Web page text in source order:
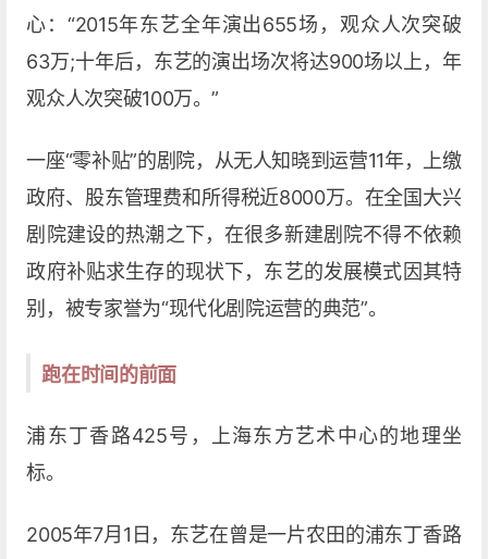
心：“2015年东艺全年演出655场，观众人次突破
63万;十年后，东艺的演出场次将达900场以上，年
观众人次突破100万。”
一座“零补贴”的剧院，从无人知晓到运营11年，上缴
政府、股东管理费和所得税近8000万。在全国大兴
剧院建设的热潮之下，在很多新建剧院不得不依赖
政府补贴求生存的现状下，东艺的发展模式因其特
别，被专家誉为“现代化剧院运营的典范”。
跑在时间的前面
浦东丁香路425号，上海东方艺术中心的地理坐
标。
2005年7月1日，东艺在曾是一片农田的浦东丁香路